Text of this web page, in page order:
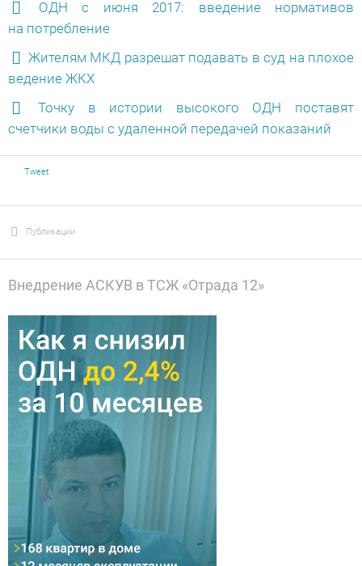
ОДН с июня 2017: введение нормативов
на потребление
Жителям МКД разрешат подавать в суд на плохое
ведение ЖКХ
Точку в истории высокого ОДН поставят
счетчики воды с удаленной передачей показаний
Tweet
Публикации
Внедрение АСКУВ в ТСЖ «Отрада 12»